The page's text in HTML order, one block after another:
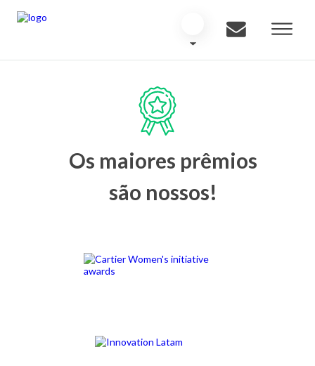
Os maiores prêmios
são nossos!